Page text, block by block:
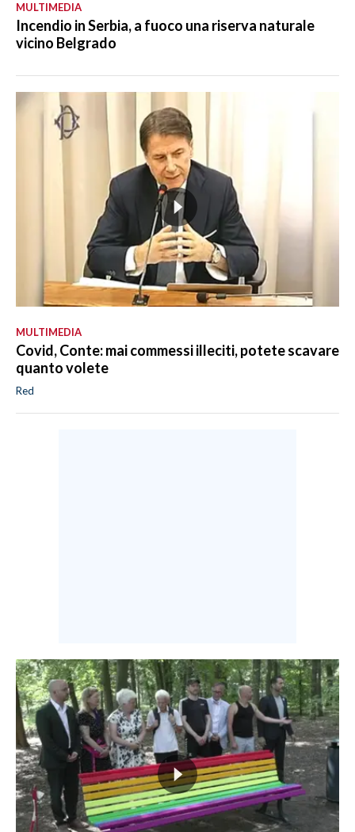
MULTIMEDIA
Incendio in Serbia, a fuoco una riserva naturale
vicino Belgrado
MULTIMEDIA
Covid, Conte: mai commessi illeciti, potete scavare
quanto volete
Red